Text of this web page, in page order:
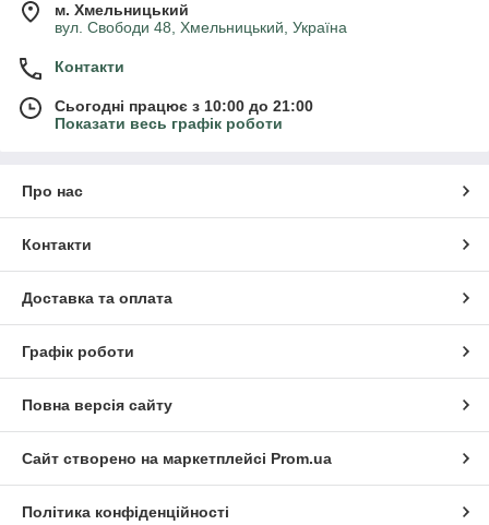
м. Хмельницький
вул. Свободи 48, Хмельницький, Україна
Контакти
Сьогодні працює з 10:00 до 21:00
Показати весь графік роботи
Про нас
Контакти
Доставка та оплата
Графік роботи
Повна версія сайту
Сайт створено на маркетплейсі Prom.ua
Політика конфіденційності